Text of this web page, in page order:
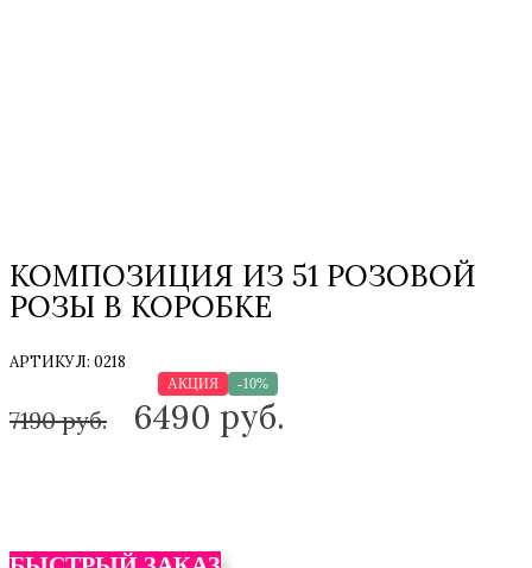
КОМПОЗИЦИЯ ИЗ 51 РОЗОВОЙ
РОЗЫ В КОРОБКЕ
АРТИКУЛ: 0218
АКЦИЯ -10%
7190 руб. 6490 руб.